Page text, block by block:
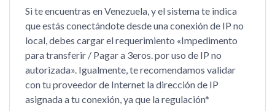
Si te encuentras en Venezuela, y el sistema te indica
que estás conectándote desde una conexión de IP no
local, debes cargar el requerimiento «Impedimento
para transferir / Pagar a 3eros. por uso de IP no
autorizada». Igualmente, te recomendamos validar
con tu proveedor de Internet la dirección de IP
asignada a tu conexión, ya que la regulación*